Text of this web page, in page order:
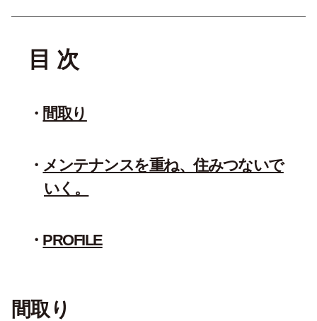
目 次
間取り
メンテナンスを重ね、住みつないで
いく。
PROFILE
間取り